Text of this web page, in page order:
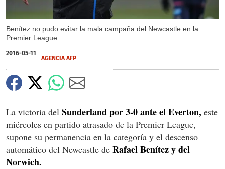
Benítez no pudo evitar la mala campaña del Newcastle en la
Premier League.
2016-05-11
AGENCIA AFP
La victoria del Sunderland por 3-0 ante el Everton, este
miércoles en partido atrasado de la Premier League,
supone su permanencia en la categoría y el descenso
automático del Newcastle de Rafael Benítez y del
Norwich.